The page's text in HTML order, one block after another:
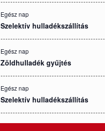
Egész nap
Szelektív hulladékszállítás
Egész nap
Zöldhulladék gyűjtés
Egész nap
Szelektív hulladékszállítás